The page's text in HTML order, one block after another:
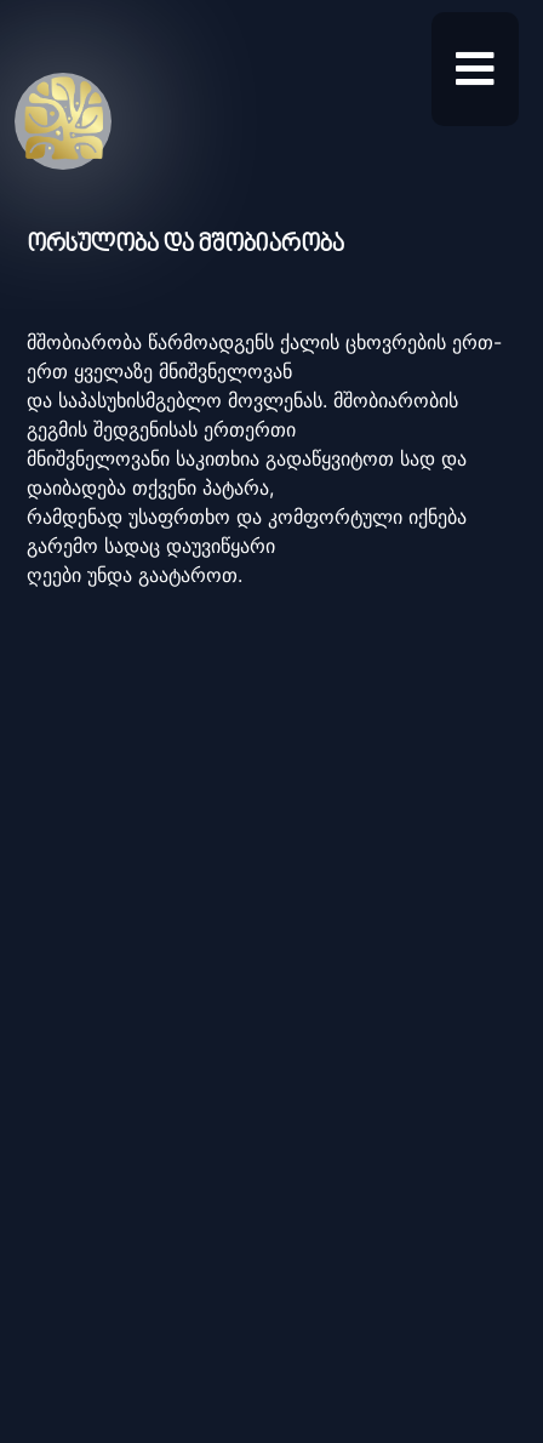
ორსულობა და მშობიარობა
მშობიარობა წარმოადგენს ქალის ცხოვრების ერთ-
ერთ ყველაზე მნიშვნელოვან
და საპასუხისმგებლო მოვლენას. მშობიარობის
გეგმის შედგენისას ერთერთი
მნიშვნელოვანი საკითხია გადაწყვიტოთ სად და
დაიბადება თქვენი პატარა,
რამდენად უსაფრთხო და კომფორტული იქნება
გარემო სადაც დაუვიწყარი
ღეები უნდა გაატაროთ.